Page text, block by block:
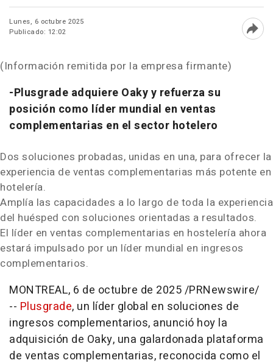
Lunes, 6 octubre 2025
Publicado: 12:02
(Información remitida por la empresa firmante)
-Plusgrade adquiere Oaky y refuerza su
posición como líder mundial en ventas
complementarias en el sector hotelero
Dos soluciones probadas, unidas en una, para ofrecer la
experiencia de ventas complementarias más potente en
hotelería.
Amplía las capacidades a lo largo de toda la experiencia
del huésped con soluciones orientadas a resultados.
El líder en ventas complementarias en hostelería ahora
estará impulsado por un líder mundial en ingresos
complementarios.
MONTREAL, 6 de octubre de 2025/PRNewswire/
-- Plusgrade, un líder global en soluciones de
ingresos complementarios, anunció hoy la
adquisición de Oaky, una galardonada plataforma
de ventas complementarias, reconocida como el